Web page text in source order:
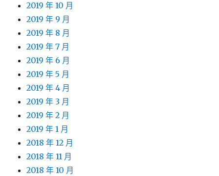
2019 年 10 月
2019 年 9 月
2019 年 8 月
2019 年 7 月
2019 年 6 月
2019 年 5 月
2019 年 4 月
2019 年 3 月
2019 年 2 月
2019 年 1 月
2018 年 12 月
2018 年 11 月
2018 年 10 月